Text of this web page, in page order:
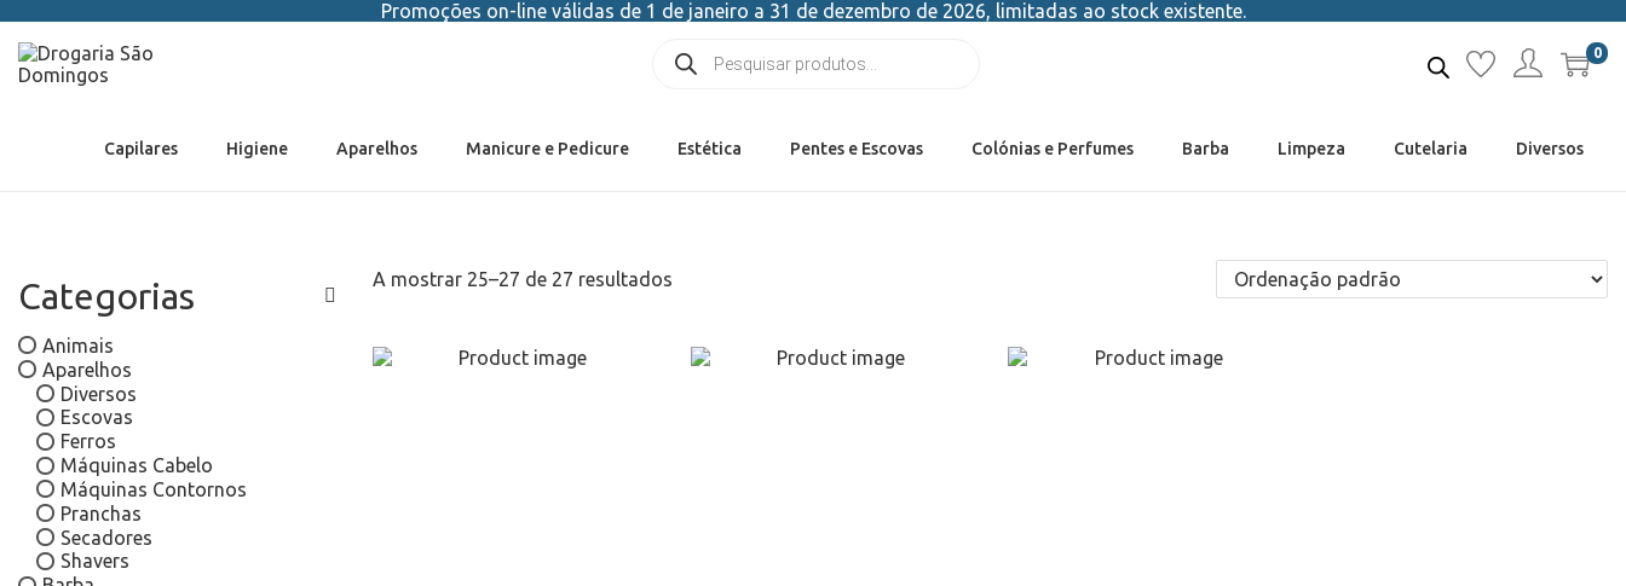
Promoções on-line válidas de 1 de janeiro a 31 de dezembro de 2026, limitadas ao stock existente.
0
Capilares Higiene Aparelhos Manicure e Pedicure Estética Pentes e Escovas Colónias e Perfumes Barba Limpeza Cutelaria Diversos
A mostrar 25–27 de 27 resultados
Categorias
Animais
Aparelhos
Diversos
Escovas
Ferros
Máquinas Cabelo
Máquinas Contornos
Pranchas
Secadores
Shavers